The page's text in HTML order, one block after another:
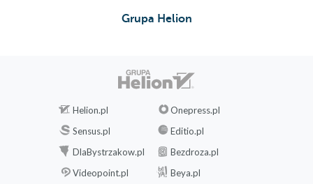
Grupa Helion
Helion.pl
Onepress.pl
Sensus.pl
Editio.pl
DlaBystrzakow.pl
Bezdroza.pl
Videopoint.pl
Beya.pl